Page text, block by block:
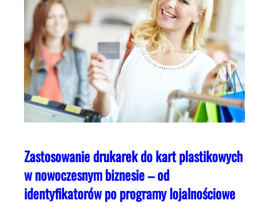
Zastosowanie drukarek do kart plastikowych
w nowoczesnym biznesie – od
identyfikatorów po programy lojalnościowe